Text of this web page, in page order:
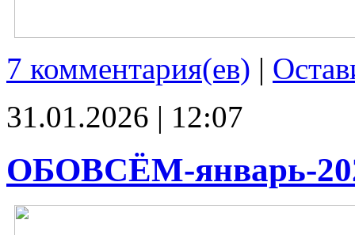
7 комментария(ев) |
31.01.2026 | 12:07
ОБОВСЁМ-январь-